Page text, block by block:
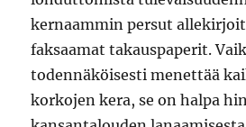
kernaammin persut
faksaamat takauspaperit.
todennäköisesti menettää
korkojen kera, se on halpa